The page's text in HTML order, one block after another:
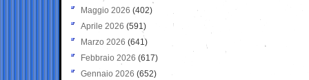
Maggio 2026 (402)
Aprile 2026 (591)
Marzo 2026 (641)
Febbraio 2026 (617)
Gennaio 2026 (652)